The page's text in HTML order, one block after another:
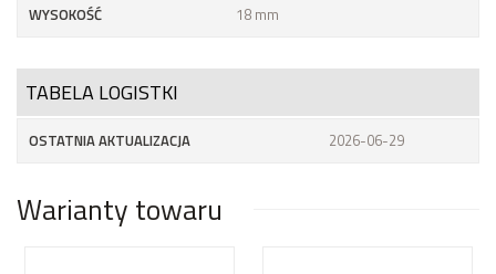
WYSOKOŚĆ 18 mm
TABELA LOGISTKI
OSTATNIA AKTUALIZACJA 2026-06-29
Warianty towaru